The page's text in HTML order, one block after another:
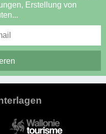
Erstellung von